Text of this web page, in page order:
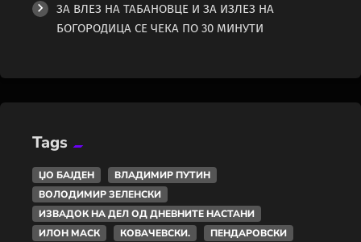
ЗА ВЛЕЗ НА ТАБАНОВЦЕ И ЗА ИЗЛЕЗ НА
БОГОРОДИЦА СЕ ЧЕКА ПО 30 МИНУТИ
Tags
ЏО БАЈДЕН
ВЛАДИМИР ПУТИН
ВОЛОДИМИР ЗЕЛЕНСКИ
ИЗВАДОК НА ДЕЛ ОД ДНЕВНИТЕ НАСТАНИ
ИЛОН МАСК
КОВАЧЕВСКИ.
ПЕНДАРОВСКИ